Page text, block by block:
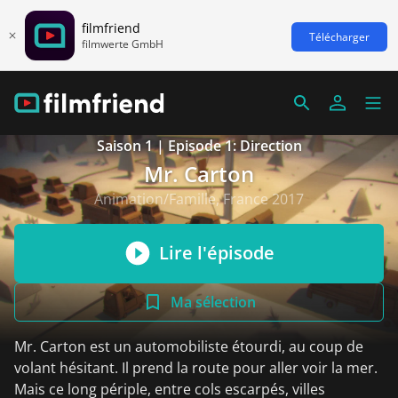
filmfriend
filmwerte GmbH Télécharger
Saison 1 | Episode 1: Direction
Mr. Carton
Animation/Famille, France 2017
Lire l'épisode
Ma sélection
Mr. Carton est un automobiliste étourdi, au coup de
volant hésitant. Il prend la route pour aller voir la mer.
Mais ce long périple, entre cols escarpés, villes